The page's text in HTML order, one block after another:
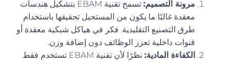
مرونة التصميم:
تسمح تقنية EBAM بتشكيل هندسات
معقدة غالبًا ما يكون من المستحيل تحقيقها باستخدام
طرق التصنيع التقليدية. فكر في هياكل شبكية معقدة أو
قنوات داخلية تعزز الوظائف دون إضافة وزن.
الكفاءة المادية:
نظرًا لأن تقنية EBAM تستخدم فقط